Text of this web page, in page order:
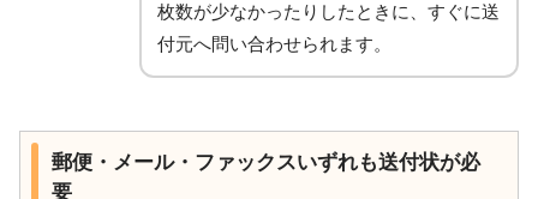
枚数が少なかったりしたときに、すぐに送
付元へ問い合わせられます。
郵便・メール・ファックスいずれも送付状が必
要